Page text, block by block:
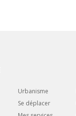
Urbanisme
Se déplacer